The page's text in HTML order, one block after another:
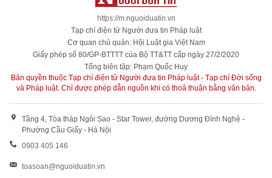
https://m.nguoiduatin.vn
Tạp chí điện tử Người đưa tin Pháp luật
Cơ quan chủ quản: Hội Luật gia Việt Nam
Giấy phép số 80/GP-BTTTT của Bộ TT&TT cấp ngày 27/2/2020
Tổng biên tập: Phạm Quốc Huy
Bản quyền thuộc Tạp chí điện tử Người đưa tin Pháp luật - Tạp chí Đời sống
và Pháp luật. Chỉ được phép dẫn nguồn khi có thoả thuận bằng văn bản.
Tầng 4, Tòa tháp Ngôi Sao - Star Tower, đường Dương Đình Nghệ -
Phường Cầu Giấy - Hà Nội
0903 405 146
toasoan@nguoiduatin.vn